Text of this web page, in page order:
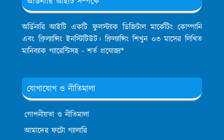
অর্ডিনারি আইটি একটি ফুলস্ট্যাক ডিজিটাল মার্কেটিং কোম্পানি
এবং ফ্রিল্যান্সিং ইনস্টিটিউট। ফ্রিল্যান্সিং শিখুন ০৩ মাসের লিখিত
মানিব্যাক গ্যারেন্টিসহ - শর্ত প্রযোজ্য*
যোগাযোগ ও নীতিমালা
গোপনীয়তা ও নীতিমালা
আমাদের ফটো গ্যালারি